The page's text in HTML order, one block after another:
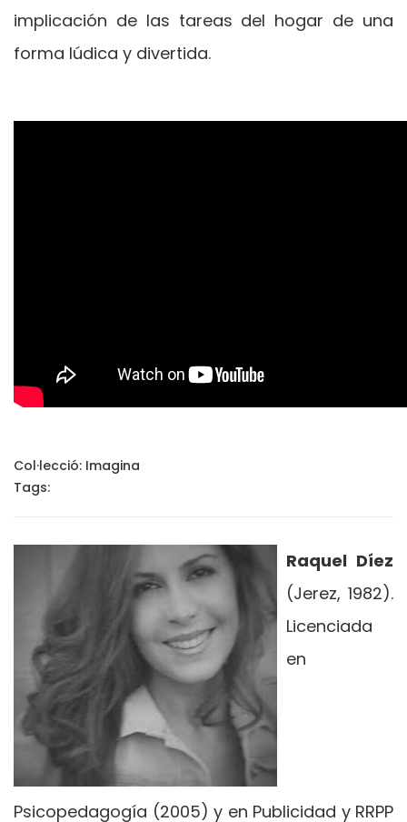
implicación de las tareas del hogar de una
forma lúdica y divertida.
Col·lecció: Imagina
Tags:
Raquel Díez
(Jerez, 1982).
Licenciada
en
Psicopedagogía (2005) y en Publicidad y RRPP